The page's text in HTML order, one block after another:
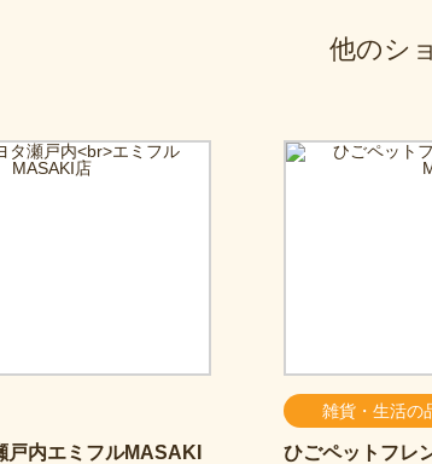
他のシ
戸内エミフルMASAKI
雑貨・生活の
ひごペットフレ